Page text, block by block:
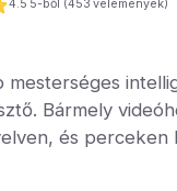
4.5 5-ből (453 vélemények)
mesterséges
Bármely
és perceken